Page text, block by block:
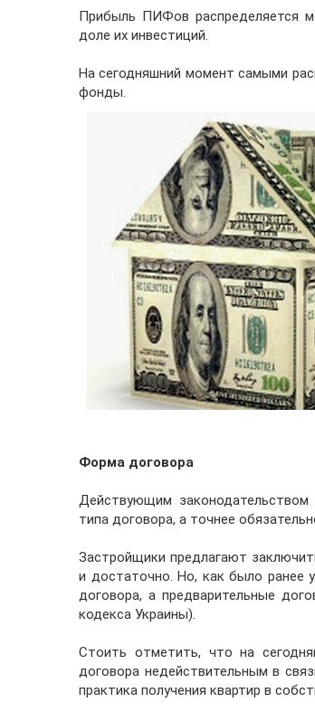
Прибыль ПИФов распределяется
доле их инвестиций.
На сегодняшний момент самыми
фонды.
Форма договора
Действующим
типа договора, а точнее
Застройщики предлагают
и достаточно. Но, как было ранее
договора, а предварительные
кодекса Украины).
Стоить отметить, что на
договора недействительным в
практика получения квартир в